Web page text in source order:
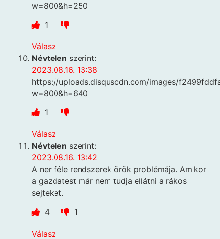
w=800&h=250
1
Válasz
Névtelen szerint:
2023.08.16. 13:38
https://uploads.disquscdn.com/images/
w=800&h=640
1
Válasz
Névtelen szerint:
2023.08.16. 13:42
A ner féle rendszerek örök problémája. Amikor
a gazdatest már nem tudja ellátni a rákos
sejteket.
4
1
Válasz